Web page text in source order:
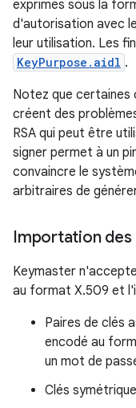
exprimés sous la
d'autorisation avec
leur utilisation. Les
KeyPurpose.aidl .
Notez que certaines
créent des
RSA qui peut être
signer permet à un
convaincre le
arbitraires de
Importation des
Keymaster
au format X.509 et
Paires de clés
encodé au
un mot de
Clés